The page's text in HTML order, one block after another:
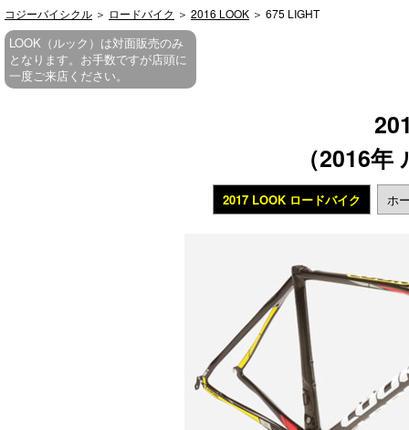
コジーバイシクル ＞ ロードバイク ＞ 2016 LOOK ＞ 675 LIGHT
（2016
LOOK（ルック）は対面販売のみ
となります。お手数ですが店頭に
一度ご来店ください。
2017 LOOK ロードバイク ホ